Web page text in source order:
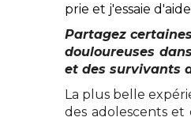
prie et j'essaie
Partagez
douloureuses
et des survivants
La plus belle
des adolescents